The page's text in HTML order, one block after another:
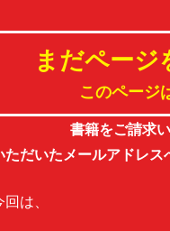
まだページ
このページ
書籍をご請求
ただいたメールアドレス
は、